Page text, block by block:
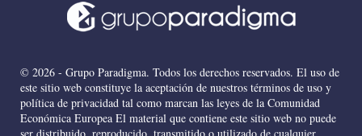
© 2026 - Grupo Paradigma. Todos los derechos reservados. El uso de
este sitio web constituye la aceptación de nuestros términos de uso y
política de privacidad tal como marcan las leyes de la Comunidad
Económica Europea El material que contiene este sitio web no puede